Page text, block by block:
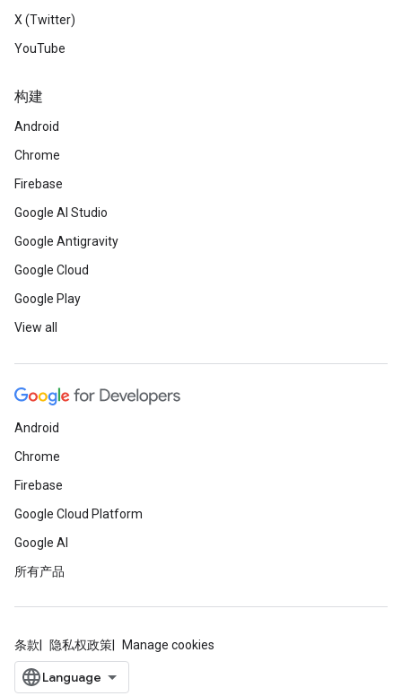
X (Twitter)
YouTube
构建
Android
Chrome
Firebase
Google AI Studio
Google Antigravity
Google Cloud
Google Play
View all
Android
Chrome
Firebase
Google Cloud Platform
Google AI
所有产品
条款 隐私权政策 Manage cookies